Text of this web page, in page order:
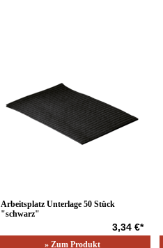
Arbeitsplatz Unterlage 50 Stück
"schwarz"
3,34 €*
» Zum Produkt